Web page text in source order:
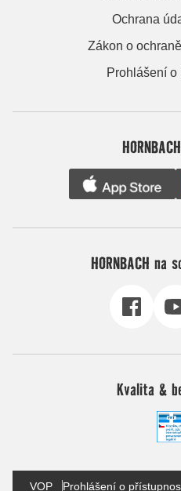
Ochrana
Zákon o
Prohlášení o
HORNBACH na
Kvalita &
VOP Prohlášení o